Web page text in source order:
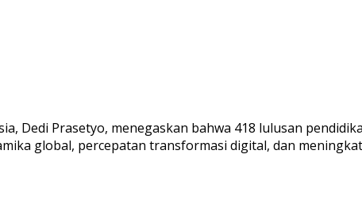
Dedi Prasetyo, menegaskan bahwa 418 lulusan
global, percepatan transformasi digital, dan